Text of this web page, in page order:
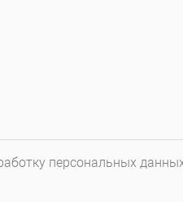
персональных